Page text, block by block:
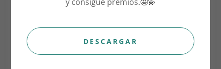
Taza Takeaway
MAMA POTTERY CAFE
DESCARGAR